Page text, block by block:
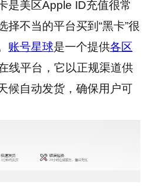
是美区Apple ID充值很常
择不当的平台买到“黑卡”很
账号星球是一个提供各区
线平台，它以正规渠道供
候自动发货，确保用户可